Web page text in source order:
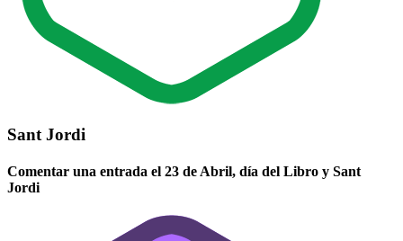
Sant Jordi
Comentar una entrada el 23 de Abril, día del Libro y Sant
Jordi